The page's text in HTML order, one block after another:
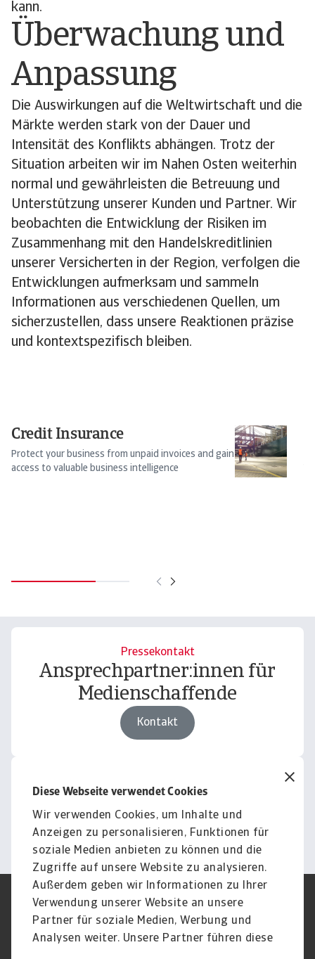
Diese Webseite verwendet Cookies
Wir verwenden Cookies, um Inhalte und
Anzeigen zu personalisieren, Funktionen für
soziale Medien anbieten zu können und die
Zugriffe auf unsere Website zu analysieren.
Außerdem geben wir Informationen zu Ihrer
Verwendung unserer Website an unsere
Partner für soziale Medien, Werbung und
Analysen weiter. Unsere Partner führen diese
kann.
Überwachung und
Anpassung
Die Auswirkungen auf die Weltwirtschaft und die
Märkte werden stark von der Dauer und
Intensität des Konflikts abhängen. Trotz der
Situation arbeiten wir im Nahen Osten weiterhin
normal und gewährleisten die Betreuung und
Unterstützung unserer Kunden und Partner. Wir
beobachten die Entwicklung der Risiken im
Zusammenhang mit den Handelskreditlinien
unserer Versicherten in der Region, verfolgen die
Entwicklungen aufmerksam und sammeln
Informationen aus verschiedenen Quellen, um
sicherzustellen, dass unsere Reaktionen präzise
und kontextspezifisch bleiben.
Credit Insurance
Protect your business from unpaid invoices and gain
access to valuable business intelligence
Pressekontakt
Ansprechpartner:innen für
Medienschaffende
Kontakt
Bilder und Videos
Weiter
Impressum
Legal Notice
Datenschutz
Speak Up channels
DSGVO
Cookie Informationen